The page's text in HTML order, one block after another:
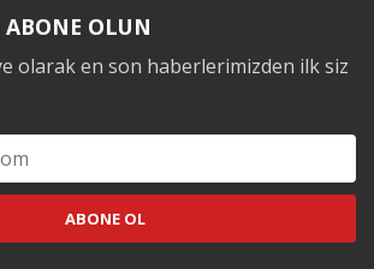
OLUN
olarak en son haberlerimizden ilk siz